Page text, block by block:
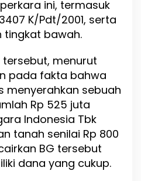
ini, termasuk
K/Pdt/2001, serta
tingkat bawah.
menurut
pada fakta bahwa
menyerahkan sebuah
Rp 525 juta
Indonesia Tbk
tanah senilai Rp 800
BG tersebut
dana yang cukup.